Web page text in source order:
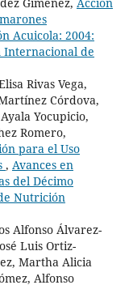
Acuicola: 2004:
Internacional de
Rivas Vega,
Córdova,
Yocupicio,
Romero,
para el Uso
, Avances en
del Décimo
Nutrición
Alfonso Álvarez-
Luis Ortiz-
Martha Alicia
Alfonso